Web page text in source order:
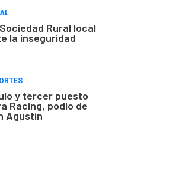
Rural local
la inseguridad
y tercer puesto
Racing, podio de
Agustín